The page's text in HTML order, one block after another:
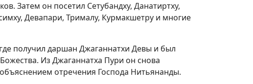
Затем он посетил Сетубандху, Данатиртху,
Девапари, Трималу, Курмакшетру и многие
получил даршан Джаганнатхи Девы и был
Из Джаганнатха Пури он снова
отречения Господа Нитьянанды.